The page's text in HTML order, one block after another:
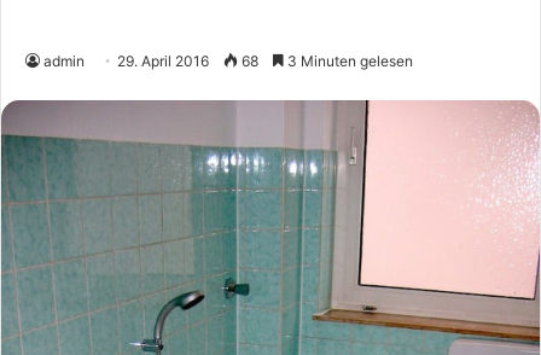
admin 29. April 2016 68 3 Minuten gelesen